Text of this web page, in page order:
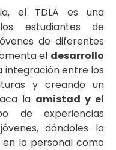
el TDLA es una
estudiantes de
de diferentes
el desarrollo
integración entre los
y creando un
la amistad y el
de experiencias
dándoles la
lo personal como